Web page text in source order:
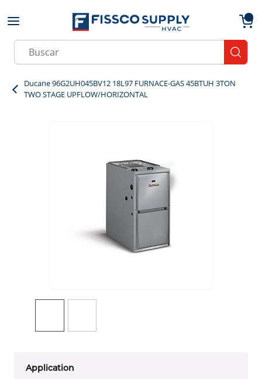
Skip to main content
Site Search
Ducane 96G2UH045BV12 18L97 FURNACE-GAS 45BTUH 3TON
TWO STAGE UPFLOW/HORIZONTAL
Application